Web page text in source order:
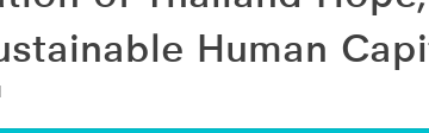
Human